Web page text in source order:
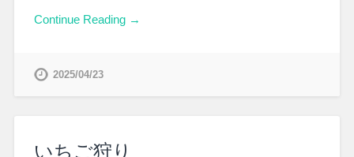
Continue Reading →
2025/04/23
いちご狩り